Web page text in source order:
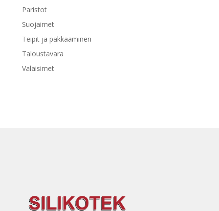
Paristot
Suojaimet
Teipit ja pakkaaminen
Taloustavara
Valaisimet